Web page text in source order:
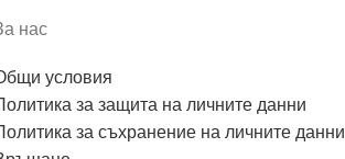
нас
условия
за защита на личните данни
за съхранение на личните данни